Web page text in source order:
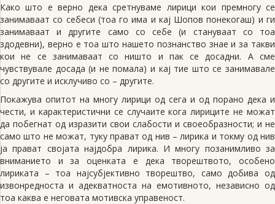
Како што е верно дека сретнуваме лирици кои премногу се
занимаваат со себеси (тоа го има и кај Шопов понекогаш) и ги
занимаваат и другите само со себе (и стануваат со тоа
здодевни), верно е тоа што нашето познанство знае и за такви
кои не се занимаваат со ништо и пак се досадни. А сме
чувствувале досада (и не помала) и кај тие што се занимавале
со другите и исклучиво со – другите.
Покажува опитот на многу лирици од сега и од порано дека и
чести, и карактеристични се случаите кога лириците не можат
да побегнат од изразити свои слабости и своеобразности; и не
само што не можат, туку прават од нив – лирика и токму од нив
ја прават својата најдобра лирика. И многу позанимливо за
вниманието и за оценката е дека творештвото, особено
лириката – тоа најсубјективно творештво, само добива од
извонредноста и адекватноста на емотивното, независно од
тоа каква е неговата мотивска управеност.